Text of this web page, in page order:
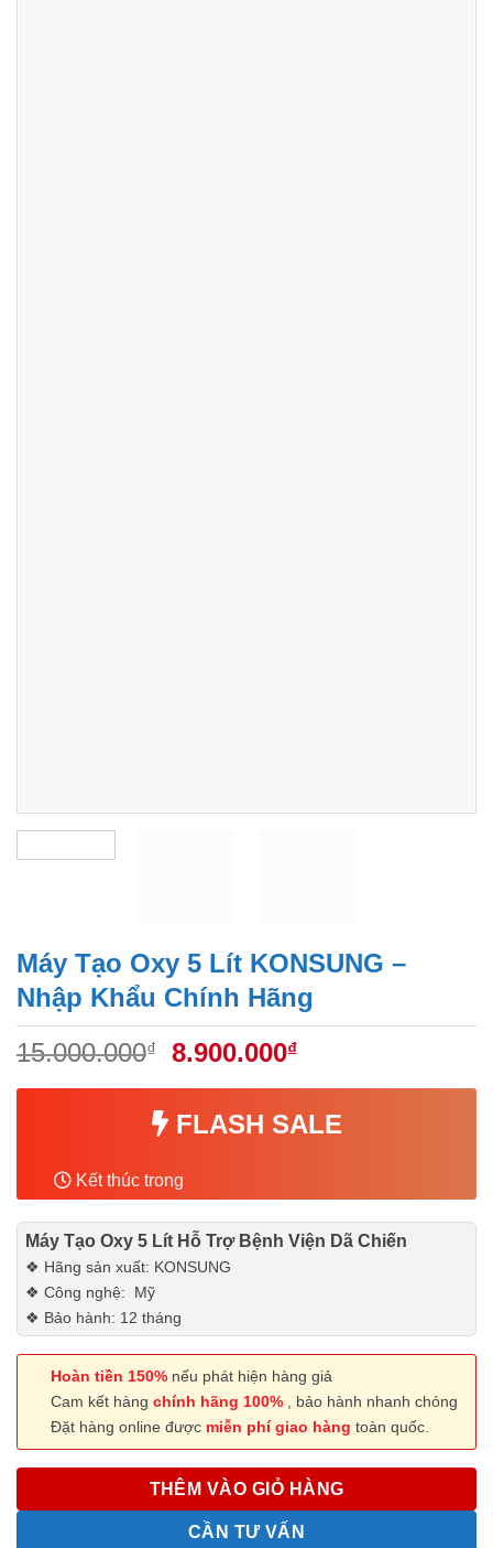
Máy Tạo Oxy 5 Lít KONSUNG –
Nhập Khẩu Chính Hãng
15.000.000₫
Giá
15.000.000₫.
8.900.000₫Giá
là:
FLASH SALE
Kết thúc trong
Máy Tạo Oxy 5 Lít Hỗ Trợ Bệnh Viện Dã Chiến
❖ Hãng sản xuất: KONSUNG
❖ Công nghệ: Mỹ
❖ Bảo hành: 12 tháng
Hoàn tiền 150% nếu phát hiện hàng giả
Cam kết hàng chính hãng 100% , bảo hành nhanh chóng
Đặt hàng online được miễn phí giao hàng toàn quốc.
THÊM VÀO GIỎ HÀNG
CẦN TƯ VẤN